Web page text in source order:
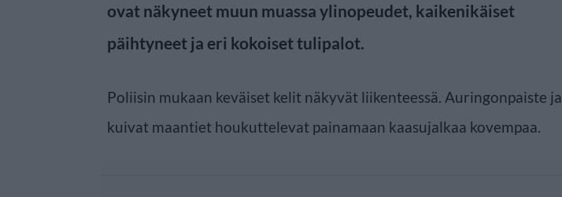
ovat näkyneet muun muassa ylinopeudet, kaikenikäiset
päihtyneet ja eri kokoiset tulipalot.
Poliisin mukaan keväiset kelit näkyvät liikenteessä. Auringonpaiste ja
kuivat maantiet houkuttelevat painamaan kaasujalkaa kovempaa.